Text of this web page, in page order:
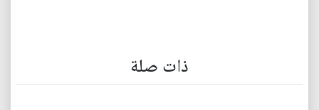
ذات صلة